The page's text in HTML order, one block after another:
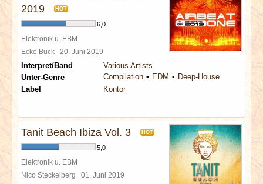
2019
HOT
6,0
Elektronik u. EBM
Ecke Buck 20. Juni 2019
Interpret/Band
Various Artists
Unter-Genre
Compilation EDM
Deep-House
Label
Kontor
Tanit Beach Ibiza Vol. 3 HOT
5,0
Elektronik u. EBM
Nico Steckelberg 01. Juni 2019